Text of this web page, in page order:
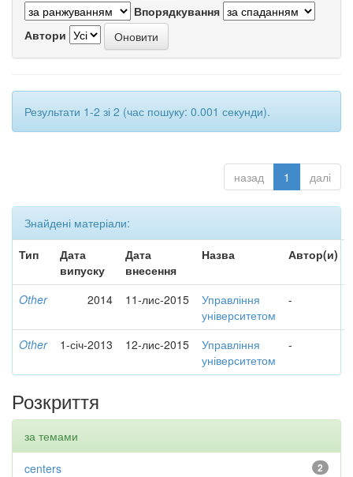
Впорядкування
Автори
Результати 1-2 зі 2 (час пошуку: 0.001 секунди).
назад 1 далі
Знайдені матеріали:
Тип
Дата
випуску
Дата
внесення
Назва Автор(и)
Other 2014 11-лис-2015
Управління
університетом
-
Other 1-січ-2013 12-лис-2015
Управління
університетом
-
Розкриття
за темами
2
centers